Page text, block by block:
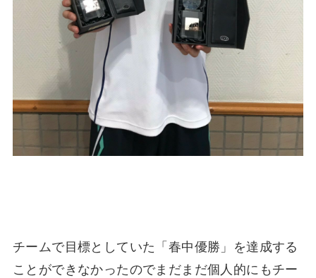
チームで目標としていた「春中優勝」を達成する
ことができなかったのでまだまだ個人的にもチー